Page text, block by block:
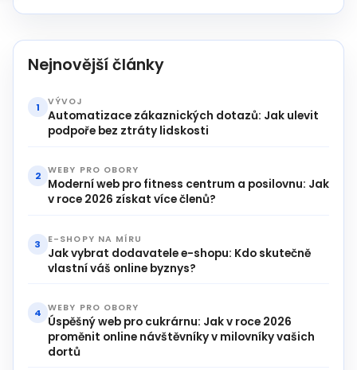
Nejnovější články
1 VÝVOJ
Automatizace zákaznických dotazů: Jak ulevit
podpoře bez ztráty lidskosti
2 WEBY PRO OBORY
Moderní web pro fitness centrum a posilovnu: Jak
v roce 2026 získat více členů?
3 E-SHOPY NA MÍRU
Jak vybrat dodavatele e-shopu: Kdo skutečně
vlastní váš online byznys?
4 WEBY PRO OBORY
Úspěšný web pro cukrárnu: Jak v roce 2026
proměnit online návštěvníky v milovníky vašich
dortů